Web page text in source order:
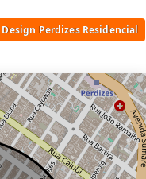
Perdizes Residencial